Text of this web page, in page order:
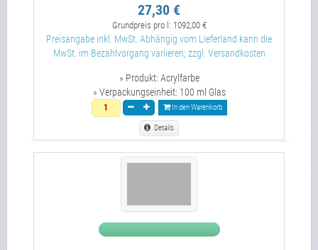
27,30 €
Grundpreis pro l: 1092,00 €
Preisangabe inkl. MwSt. Abhängig vom Lieferland kann die
MwSt. im Bezahlvorgang variieren; zzgl. Versandkosten
» Produkt: Acrylfarbe
» Verpackungseinheit: 100 ml Glas
In den Warenkorb
Details